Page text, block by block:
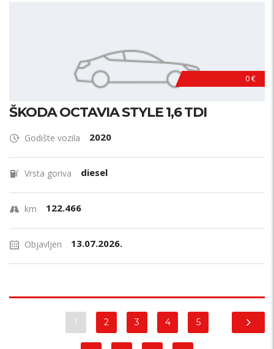
0 €
ŠKODA OCTAVIA STYLE 1,6 TDI
Godište vozila 2020
Vrsta goriva diesel
km 122.466
Objavljen 13.07.2026.
1 2 3 4 5